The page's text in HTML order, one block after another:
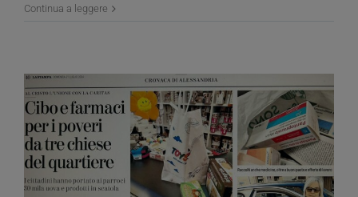
La
quartiere
Cristo
–
TGR
Piemonte
Continua a leggere